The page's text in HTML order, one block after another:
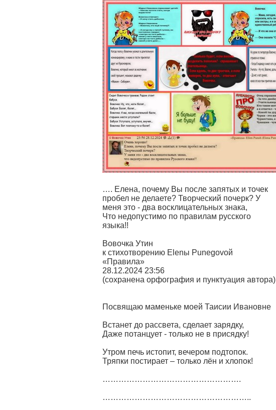
…. Елена, почему Вы после запятых и точек
пробел не делаете? Творческий почерк? У
меня это - два восклицательных знака,
Что недопустимо по правилам русского
языка!!
Вовочка Утин
к стихотворению Elenы Punegovой
«Правила»
28.12.2024 23:56
(сохранена орфография и пунктуация автора)
Посвящаю маменьке моей Таисии Ивановне
Встанет до рассвета, сделает зарядку,
Даже потанцует - только не в присядку!
Утром печь истопит, вечером подтопок.
Тряпки постирает – только лён и хлопок!
…………………………………………….
………………………………………………..